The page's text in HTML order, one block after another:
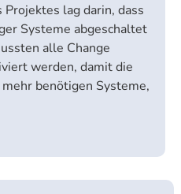
lag darin, dass
Systeme abgeschaltet
alle Change
werden, damit die
benötigen Systeme,